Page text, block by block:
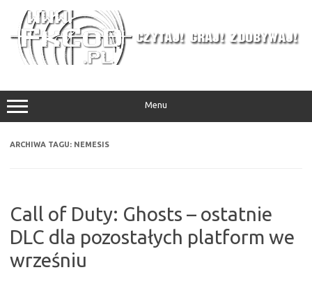
treści
Menu
ARCHIWA TAGU: NEMESIS
Call of Duty: Ghosts – ostatnie
DLC dla pozostałych platform we
wrześniu